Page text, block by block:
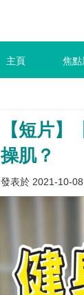
主頁 焦點
【短片
操肌？
發表於 2021-10-